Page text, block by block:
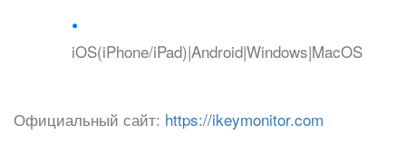
iOS(iPhone/iPad)|Android|Windows|MacOS
Официальный сайт: https://ikeymonitor.com